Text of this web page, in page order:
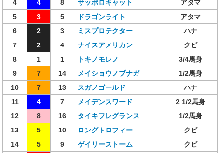
4
4 8 サッポロキャット
アタマ
5
3 5 ドラゴンライト
アタマ
6
2 3 ミスプロテクター
ハナ
7
2 4 ナイスアメリカン
クビ
8
1 1 トキノモレノ
3/4馬身
9
7 14 メイショウノブナガ
1/2馬身
10
7 13 スガノゴールド
ハナ
11
4 7 メイデンスワード
2 1/2馬身
12
8 16 タイキフレグランス
1/2馬身
13
5 10 ロングトロフィー
クビ
14
5 9 ゲイリーストーム
クビ